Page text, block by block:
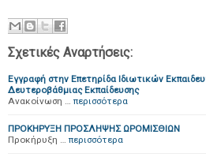
Σχετικές Αναρτήσεις:
Εγγραφή στην Επετηρίδα Ιδιωτικών
Δευτεροβάθμιας Εκπαίδευσης
Ανακοίνωση … περισσότερα
ΠΡΟΚΗΡΥΞΗ ΠΡΟΣΛΗΨΗΣ ΩΡΟΜΙΣΘΙΩΝ
Προκήρυξη … περισσότερα